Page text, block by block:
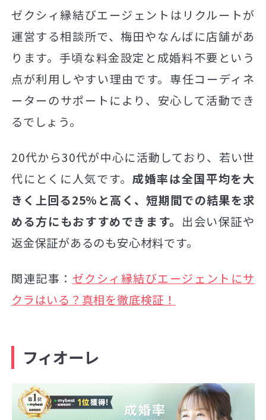
ゼクシィ縁結びエージェントはリクルートが
運営する相談所で、梅田やなんばに店舗があ
ります。手頃な料金設定と成婚料不要という
点が利用しやすい理由です。専任コーディネ
ーターのサポートにより、安心して活動でき
るでしょう。
20代から30代が中心に活動しており、若い世
代にとくに人気です。 成婚率は全国平均を大
きく上回る25%と高く、短期間での結果を求
める方にもおすすめできます。 出会い保証や
返金保証があるのも安心材料です。
関連記事： ゼクシィ縁結びエージェントにサ
クラはいる？真相を徹底検証！
フィオーレ